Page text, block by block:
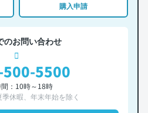
購入申請
のお問い合わせ
5500
：10時～18時
休暇、年末年始を除く